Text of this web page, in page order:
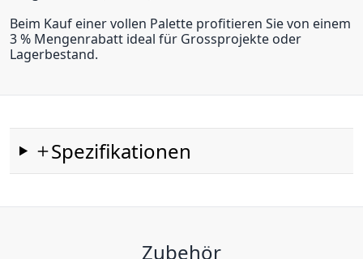
Beim Kauf einer vollen Palette profitieren Sie von einem
3 % Mengenrabatt ideal für Grossprojekte oder
Lagerbestand.
Spezifikationen
Zubehör